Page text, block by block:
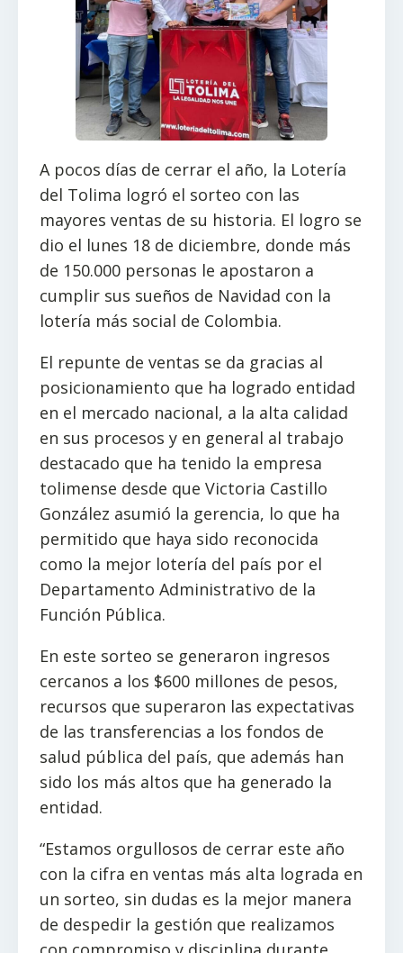
A pocos días de cerrar el año, la Lotería
del Tolima logró el sorteo con las
mayores ventas de su historia. El logro se
dio el lunes 18 de diciembre, donde más
de 150.000 personas le apostaron a
cumplir sus sueños de Navidad con la
lotería más social de Colombia.
El repunte de ventas se da gracias al
posicionamiento que ha logrado entidad
en el mercado nacional, a la alta calidad
en sus procesos y en general al trabajo
destacado que ha tenido la empresa
tolimense desde que Victoria Castillo
González asumió la gerencia, lo que ha
permitido que haya sido reconocida
como la mejor lotería del país por el
Departamento Administrativo de la
Función Pública.
En este sorteo se generaron ingresos
cercanos a los $600 millones de pesos,
recursos que superaron las expectativas
de las transferencias a los fondos de
salud pública del país, que además han
sido los más altos que ha generado la
entidad.
“Estamos orgullosos de cerrar este año
con la cifra en ventas más alta lograda en
un sorteo, sin dudas es la mejor manera
de despedir la gestión que realizamos